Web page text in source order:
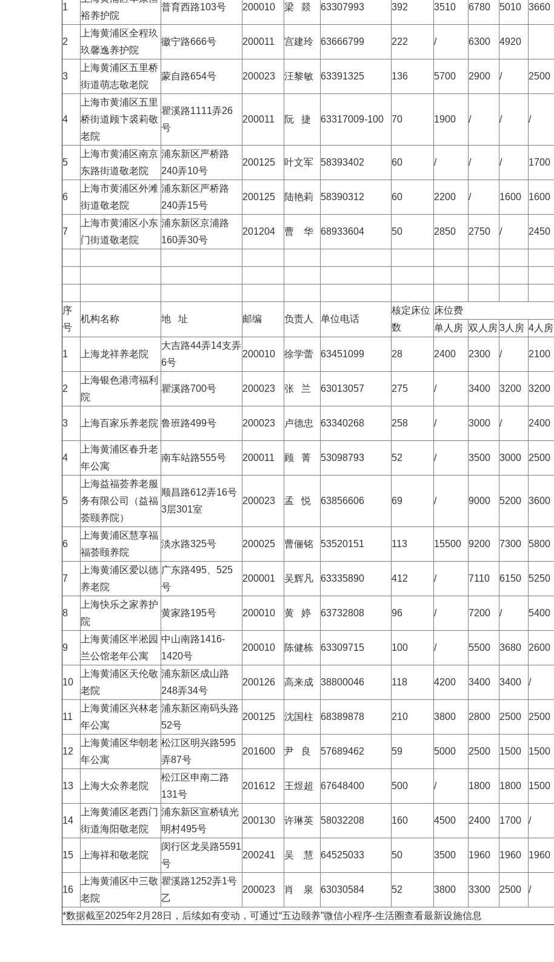
1
裕养护院
普育西路103号 200010 梁 燚 63307993 392 3510 6780 5010 3660
2
上海黄浦区全程玖
玖馨逸养护院
徽宁路666号 200011 宫建玲 63666799 222 / 6300 4920
3
上海黄浦区五里桥
街道萌志敬老院
蒙自路654号 200023 汪黎敏 63391325 136 5700 2900 / 2500
4
上海市黄浦区五里
桥街道顾卞裘莉敬
老院
瞿溪路1111弄26
号
200011 阮 捷 63317009-100 70 1900 / / /
5
上海市黄浦区南京
东路街道敬老院
浦东新区严桥路
240弄10号
200125 叶文军 58393402 60 / / / 1700
6
上海市黄浦区外滩
街道敬老院
浦东新区严桥路
240弄15号
200125 陆艳莉 58390312 60 2200 / 1600 1600
7
上海市黄浦区小东
门街道敬老院
浦东新区京浦路
160弄30号
201204 曹 华 68933604 50 2850 2750 / 2450
序
号
机构名称 地 址 邮编 负责人 单位电话
核定床位
数
床位费
单人房 双人房3人房 4人房
1 上海龙祥养老院
大吉路44弄14支弄
6号
200010 徐学蕾 63451099 28 2400 2300 / 2100
2
上海银色港湾福利
院
瞿溪路700号 200023 张 兰 63013057 275 / 3400 3200 3200
3 上海百家乐养老院 鲁班路499号 200023 卢德忠 63340268 258 / 3000 / 2400
4
上海黄浦区春升老
年公寓
南车站路555号 200011 顾 菁 53098793 52 / 3500 3000 2500
5
上海益福荟养老服
务有限公司（益福
荟颐养院）
顺昌路612弄16号
3层301室
200023 孟 悦 63856606 69 / 9000 5200 3600
6
上海黄浦区慧享福
福荟颐养院
淡水路325号 200025 曹俪铭 53520151 113 15500 9200 7300 5800
7
上海黄浦区爱以德
养老院
广东路495、525
号
200001 吴辉凡 63335890 412 / 7110 6150 5250
8
上海快乐之家养护
院
黄家路195号 200010 黄 婷 63732808 96 / 7200 / 5400
9
上海黄浦区半淞园
兰公馆老年公寓
中山南路1416-
1420号
200010 陈健栋 63309715 100 / 5500 3680 2600
10
上海黄浦区天伦敬
老院
浦东新区成山路
248弄34号
200126 高来成 38800046 118 4200 3400 3400 /
11
上海黄浦区兴林老
年公寓
浦东新区南码头路
52号
200125 沈国柱 68389878 210 3800 2800 2500 2500
12
上海黄浦区华朝老
年公寓
松江区明兴路595
弄87号
201600 尹 良 57689462 59 5000 2500 1500 1500
13 上海大众养老院
松江区申南二路
131号
201612 王煜超 67648400 500 / 1800 1800 1500
14
上海黄浦区老西门
街道海阳敬老院
浦东新区宣桥镇光
明村495号
200130 许琳英 58032208 160 4500 2400 1700 /
15 上海祥和敬老院
闵行区龙吴路5591
号
200241 吴 慧 64525033 50 3500 1960 1960 1960
16
上海黄浦区中三敬
老院
瞿溪路1252弄1号
乙
200023 肖 泉 63030584 52 3800 3300 2500 /
*数据截至2025年2月28日，后续如有变动，可通过“五边颐养”微信小程序-生活圈查看最新设施信息